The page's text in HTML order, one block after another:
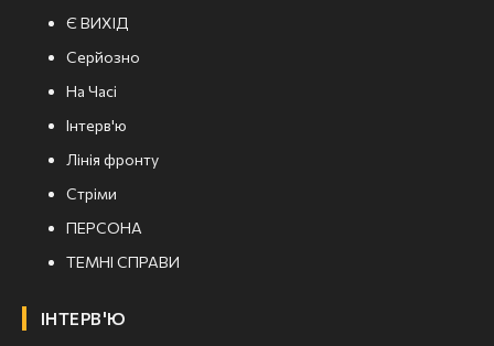
Є ВИХІД
Серйозно
На Часі
Інтерв'ю
Лінія фронту
Стріми
ПЕРСОНА
ТЕМНІ СПРАВИ
ІНТЕРВ'Ю